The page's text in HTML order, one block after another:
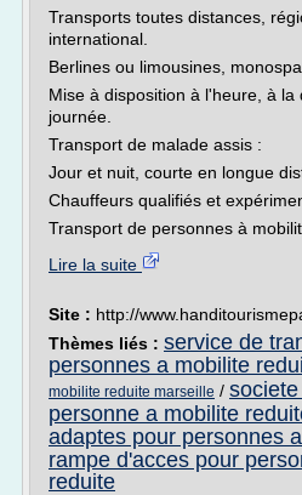
Transports toutes distances,
international.
Berlines ou limousines,
Mise à disposition à l'heure, à la
journée.
Transport de malade assis :
Jour et nuit, courte en longue
Chauffeurs qualifiés et
Transport de personnes à
Lire la suite
Site : http://
Thèmes liés : service de
personnes a mobilite
mobilite reduite marseille /
personne a mobilite
adaptes pour personnes
rampe d'acces pour
reduite